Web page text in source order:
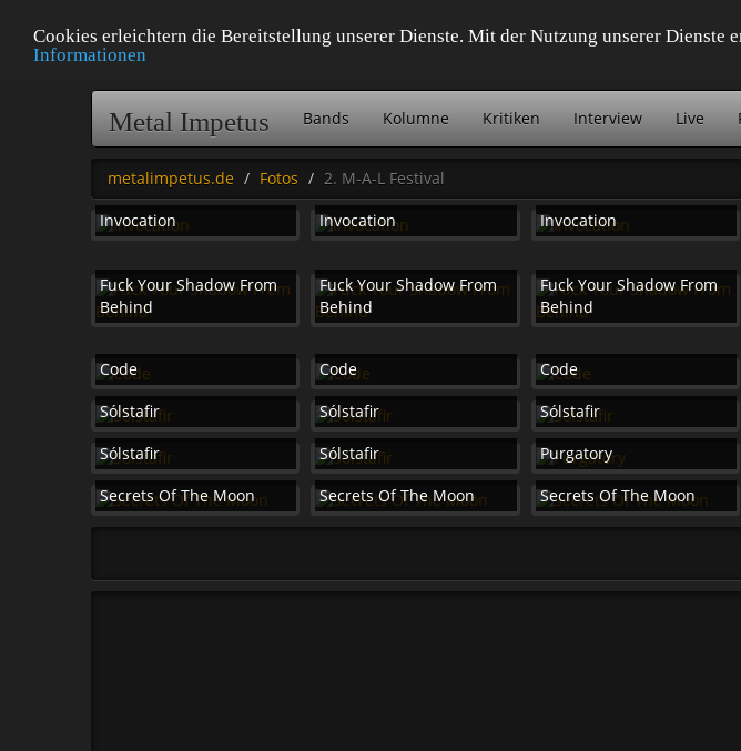
Cookies erleichtern die Bereitstellung unserer Dienste. Mit der Nutzung unserer Dienste
Informationen
Metal Impetus Bands Kolumne Kritiken Interview Live
metalimpetus.de Fotos
2. M-A-L Festival
Invocation
Invocation Invocation
Fuck Your Shadow From
Behind
Fuck Your Shadow From
Behind
Fuck Your Shadow From
Behind
Code
Code Code
Sólstafir
Sólstafir Sólstafir
Sólstafir
Sólstafir Purgatory
Secrets Of The Moon
Secrets Of The Moon Secrets Of The Moon